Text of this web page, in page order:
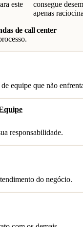
este
consegue
apenas
de call center
equipe que não
responsabilidade.
do negócio.